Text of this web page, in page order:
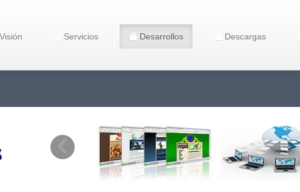
Visión Servicios Desarrollos Descargas
‹